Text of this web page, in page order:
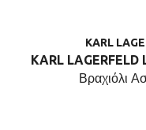
KARL
KARL LAGERFELD
Βραχιόλι